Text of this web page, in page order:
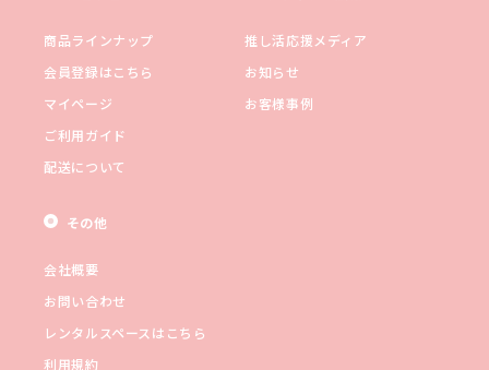
商品ラインナップ
会員登録はこちら
マイページ
ご利用ガイド
配送について
推し活応援メディア
お知らせ
お客様事例
その他
会社概要
お問い合わせ
レンタルスペースはこちら
利用規約